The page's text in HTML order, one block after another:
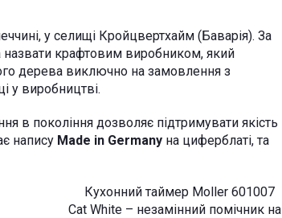
у селищі Кройцвертхайм (Баварія). За
крафтовим виробником, який
дерева виключно на замовлення з
у виробництві.
в покоління дозволяє підтримувати якість
напису Made in Germany на циферблаті, та
Кухонний таймер Moller 601007
Cat White – незамінний помічник на